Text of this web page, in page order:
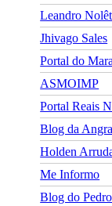
Leandro
Jhivago Sales
Portal do
ASMOIMP
Portal Reais
Blog da Angra
Holden
Me Informo
Blog do